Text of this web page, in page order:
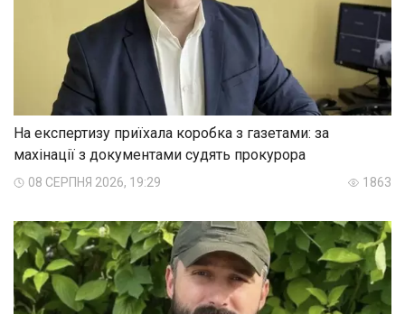
На експертизу приїхала коробка з газетами: за
махінації з документами судять прокурора
08 СЕРПНЯ 2026, 19:29 1863